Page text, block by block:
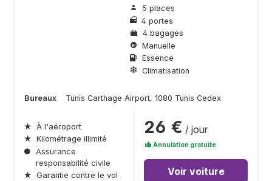
5 places
4 portes
4 bagages
Manuelle
Essence
Climatisation
Bureaux Tunis Carthage Airport, 1080 Tunis Cedex
★ À l'aéroport
★ Kilométrage illimité
● Assurance
responsabilité civile
★ Garantie contre le vol
26 € / jour
Annulation gratuite
Voir voiture